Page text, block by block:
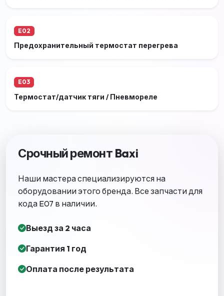
E02
Предохранительный термостат перегрева
E03
Термостат/датчик тяги / Пневмореле
Срочный ремонт Baxi
Наши мастера специализируются на
оборудовании этого бренда. Все запчасти для
кода E07 в наличии.
Выезд за 2 часа
Гарантия 1 год
Оплата после результата